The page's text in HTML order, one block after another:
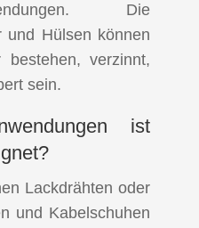
Die
und Hülsen können
verzinnt,
sein.
ist
Lackdrähten oder
und Kabelschuhen